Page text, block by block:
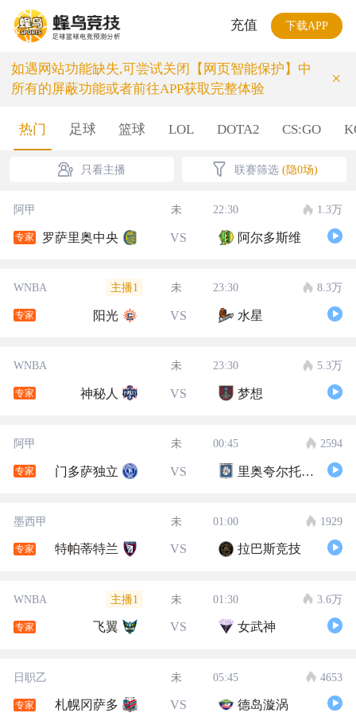
充值 下载APP
如遇网站功能缺失,可尝试关闭【网页智能保护】中
所有的屏蔽功能或者前往APP获取完整体验
×
热门 足球 篮球 LOL DOTA2 CS:GO
只看主播 联赛筛选 (隐0场)
阿甲 未 22:30 1.3万
专家 罗萨里奥中央 VS 阿尔多斯维
WNBA 主播1 未 23:30 8.3万
专家 阳光 VS 水星
WNBA 未 23:30 5.3万
专家 神秘人 VS 梦想
阿甲 未 00:45 2594
专家 门多萨独立 VS 里奥夸尔托学生队
墨西甲 未 01:00 1929
专家 特帕蒂特兰 VS 拉巴斯竞技
WNBA 主播1 未 01:30 3.6万
专家 飞翼 VS 女武神
日职乙 未 05:45 4653
专家 札幌冈萨多 VS 德岛漩涡